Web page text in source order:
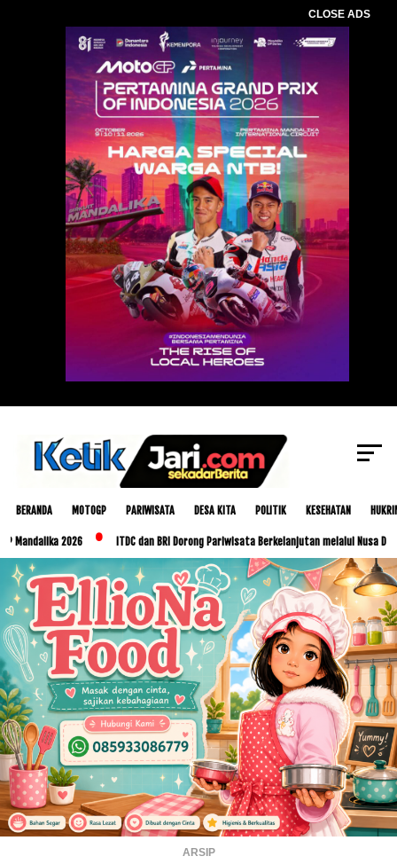
CLOSE ADS
BERANDA MOTOGP PARIWISATA DESA KITA POLITIK KESEHATAN
2026 ITDC dan BRI Dorong Pariwisata Berkelanjutan melalui Nusa Dua Eco
ARSIP